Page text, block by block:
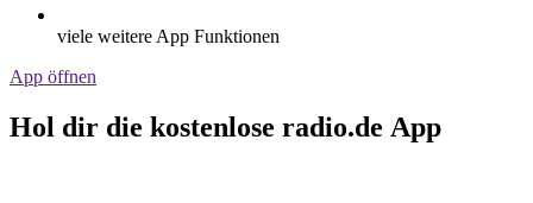
viele weitere App Funktionen
App öffnen
Hol dir die kostenlose radio.de App